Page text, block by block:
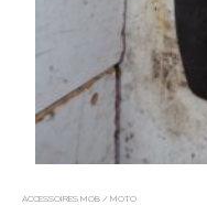
ACCESSOIRES MOB / MOTO